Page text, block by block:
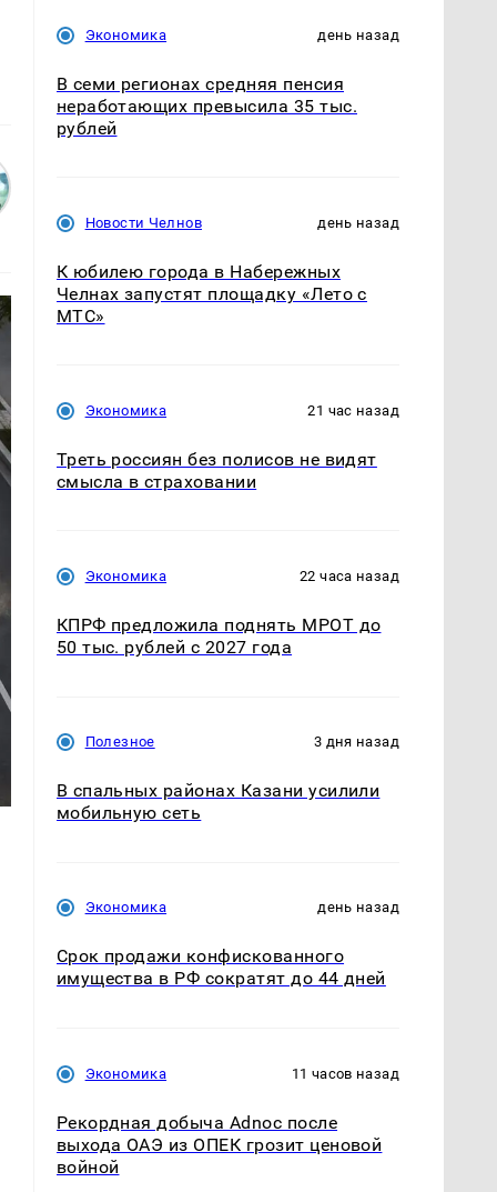
Экономика день назад
В семи регионах средняя пенсия
неработающих превысила 35 тыс.
рублей
Новости Челнов день назад
К юбилею города в Набережных
Челнах запустят площадку «Лето с
МТС»
Экономика 21 час назад
Треть россиян без полисов не видят
смысла в страховании
Экономика 22 часа назад
КПРФ предложила поднять МРОТ до
50 тыс. рублей с 2027 года
Полезное 3 дня назад
В спальных районах Казани усилили
мобильную сеть
Экономика день назад
Срок продажи конфискованного
имущества в РФ сократят до 44 дней
Экономика 11 часов назад
Рекордная добыча Adnoc после
выхода ОАЭ из ОПЕК грозит ценовой
войной